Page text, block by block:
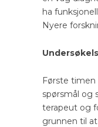
ha
Nyere
Første timen
spørsmål og
terapeut og
grunnen til